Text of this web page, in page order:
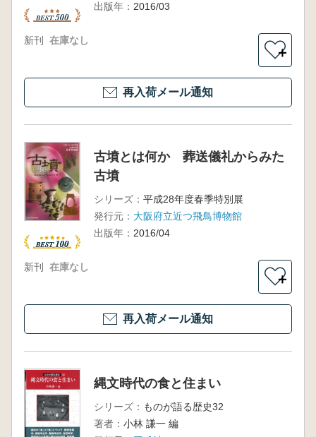
出版年： 2016/03
新刊 在庫なし
＋
再入荷メール通知
古墳とは何か 葬送儀礼からみた
古墳
シリーズ： 平成28年度春季特別展
発行元： 大阪府立近つ飛鳥博物館
出版年： 2016/04
新刊 在庫なし
＋
再入荷メール通知
縄文時代の食と住まい
シリーズ： ものが語る歴史32
著者： 小林 謙一 編